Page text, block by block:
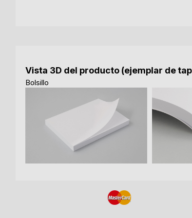
Vista 3D del producto (ejemplar de
Bolsillo